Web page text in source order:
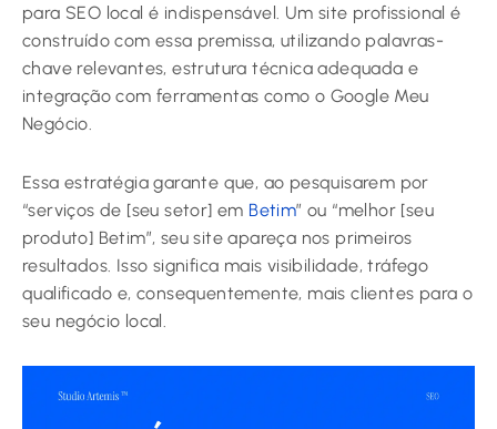
para SEO local é indispensável. Um site profissional é
construído com essa premissa, utilizando palavras-
chave relevantes, estrutura técnica adequada e
integração com ferramentas como o Google Meu
Negócio.
Essa estratégia garante que, ao pesquisarem por
“serviços de [seu setor] em Betim” ou “melhor [seu
produto] Betim”, seu site apareça nos primeiros
resultados. Isso significa mais visibilidade, tráfego
qualificado e, consequentemente, mais clientes para o
seu negócio local.